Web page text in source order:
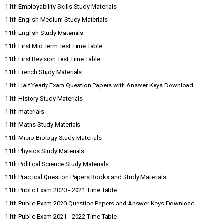
11th Employability Skills Study Materials
11th English Medium Study Materials
11th English Study Materials
11th First Mid Term Test Time Table
11th First Revision Test Time Table
11th French Study Materials
11th Half Yearly Exam Question Papers with Answer Keys Download
11th History Study Materials
11th materials
11th Maths Study Materials
11th Micro Biology Study Materials
11th Physics Study Materials
11th Political Science Study Materials
11th Practical Question Papers Books and Study Materials
11th Public Exam 2020 - 2021 Time Table
11th Public Exam 2020 Question Papers and Answer Keys Download
11th Public Exam 2021 - 2022 Time Table